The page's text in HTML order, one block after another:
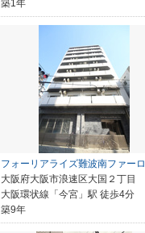
築1年
フォーリアライズ難波南ファーロ
大阪府大阪市浪速区大国２丁目
大阪環状線「今宮」駅 徒歩4分
築9年